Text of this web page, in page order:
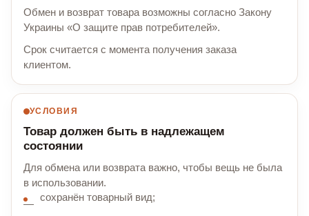
Обмен и возврат товара возможны согласно Закону
Украины «О защите прав потребителей».
Срок считается с момента получения заказа
клиентом.
УСЛОВИЯ
Товар должен быть в надлежащем
состоянии
Для обмена или возврата важно, чтобы вещь не была
в использовании.
сохранён товарный вид;